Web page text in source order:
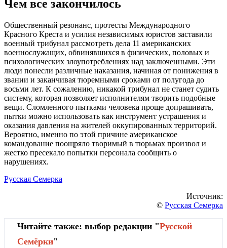
Чем все закончилось
Общественный резонанс, протесты Международного
Красного Креста и усилия независимых юристов заставили
военный трибунал рассмотреть дела 11 американских
военнослужащих, обвинявшихся в физических, половых и
психологических злоупотреблениях над заключенными. Эти
люди понесли различные наказания, начиная от понижения в
звании и заканчивая тюремными сроками от полугода до
восьми лет. К сожалению, никакой трибунал не станет судить
систему, которая позволяет исполнителям творить подобные
вещи. Сломленного пытками человека проще допрашивать,
пытки можно использовать как инструмент устрашения и
оказания давления на жителей оккупированных территорий.
Вероятно, именно по этой причине американское
командование поощряло творимый в тюрьмах произвол и
жестко пресекало попытки персонала сообщить о
нарушениях.
Русская Семерка
Источник:
© Русская Семерка
Читайте также: выбор редакции "Русской
Cемёрки"